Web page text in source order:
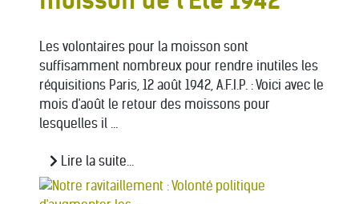
Les volontaires pour la moisson sont
suffisamment nombreux pour rendre inutiles les
réquisitions Paris, 12 août 1942, A.F.I.P. : Voici avec le
mois d'août le retour des moissons pour
lesquelles il ...
Lire la suite...